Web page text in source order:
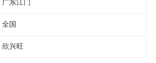
广东江门
全国
欣兴旺